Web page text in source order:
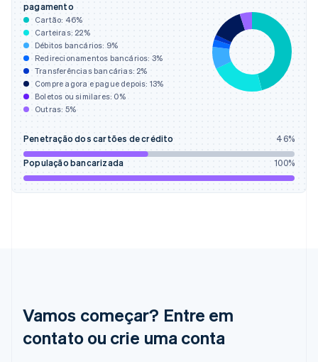
pagamento
Cartão: 46%
Carteiras: 22%
Débitos bancários: 9%
Redirecionamentos bancários: 3%
Transferências bancárias: 2%
Compre agora e pague depois: 13%
Boletos ou similares: 0%
Outras: 5%
Penetração dos cartões de crédito 46%
População bancarizada 100%
Vamos começar? Entre em
contato ou crie uma conta
Eslováquia
English
Eslovênia
EnglishItaliano
Espanha
Español English
Estados Unidos
Finlândia
EnglishSvenska
França
Irlanda
English